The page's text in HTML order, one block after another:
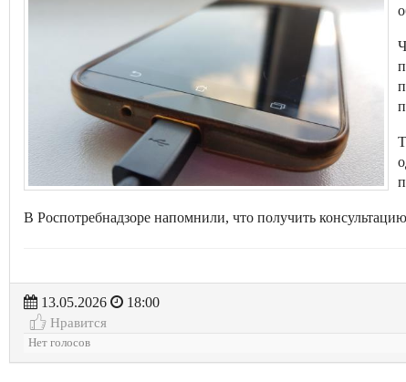
В Роспотребнадзоре напомнили, что получить
13.05.2026
18:00
Нравится
Нет голосов